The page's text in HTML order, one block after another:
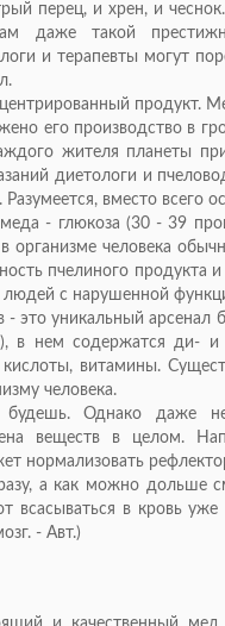
перец, и хрен, и
даже такой
и терапевты могут
продукт.
его производство в
жителя планеты
диетологи и
вместо всего
меда - глюкоза (30 - 39
организме человека
пчелиного продукта
людей с нарушенной
это уникальный арсенал
в нем содержатся ди- и
витамины.
человека.
Однако даже
веществ в целом.
нормализовать
а как можно дольше
всасываться в кровь
- Авт.)